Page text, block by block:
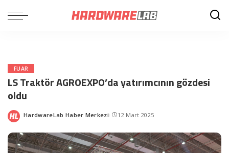
FUAR
LS Traktör AGROEXPO’da yatırımcının gözdesi
oldu
Posted
HardwareLab Haber Merkezi 12 Mart 2025